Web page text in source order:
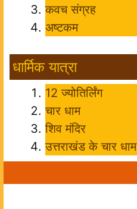
कवच संग्रह
अष्टकम
धार्मिक यात्रा
12 ज्योतिर्लिंग
चार धाम
शिव मंदिर
उत्तराखंड के चार धाम